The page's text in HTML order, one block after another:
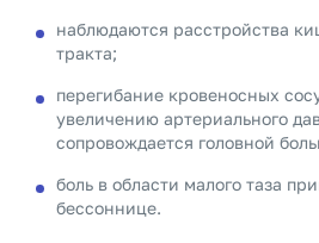
наблюдаются расстройства
тракта;
перегибание кровеносных
увеличению артериального
сопровождается головной
боль в области малого таза
бессоннице.